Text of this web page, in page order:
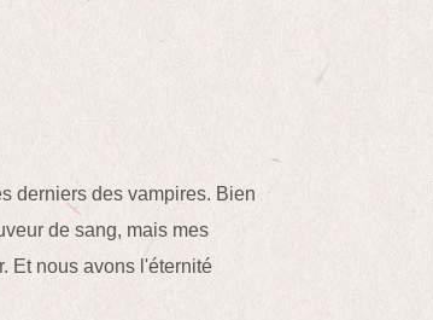
derniers des vampires. Bien
de sang, mais mes
Et nous avons l'éternité